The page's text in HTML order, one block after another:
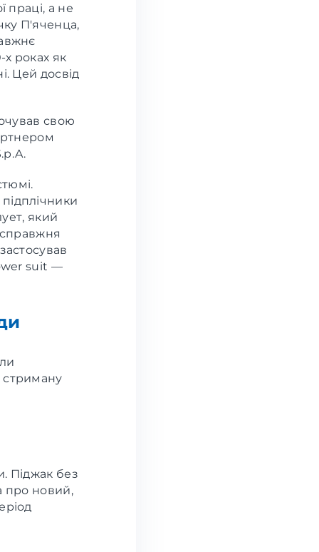
праці, а не
П'яченца,
роках як
Цей досвід
свою
який
suit —
стриману
Піджак без
про новий,